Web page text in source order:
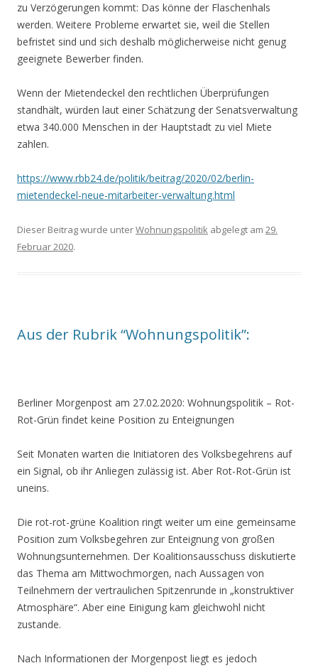
zu Verzögerungen kommt: Das könne der Flaschenhals
werden. Weitere Probleme erwartet sie, weil die Stellen
befristet sind und sich deshalb möglicherweise nicht genug
geeignete Bewerber finden.
Wenn der Mietendeckel den rechtlichen Überprüfungen
standhält, würden laut einer Schätzung der Senatsverwaltung
etwa 340.000 Menschen in der Hauptstadt zu viel Miete
zahlen.
https://www.rbb24.de/politik/beitrag/2020/02/berlin-
mietendeckel-neue-mitarbeiter-verwaltung.html
Dieser Beitrag wurde unterWohnungspolitik abgelegt am 29.
Februar 2020.
Aus der Rubrik “Wohnungspolitik”:
Berliner Morgenpost am 27.02.2020: Wohnungspolitik – Rot-
Rot-Grün findet keine Position zu Enteignungen
Seit Monaten warten die Initiatoren des Volksbegehrens auf
ein Signal, ob ihr Anliegen zulässig ist. Aber Rot-Rot-Grün ist
uneins.
Die rot-rot-grüne Koalition ringt weiter um eine gemeinsame
Position zum Volksbegehren zur Enteignung von großen
Wohnungsunternehmen. Der Koalitionsausschuss diskutierte
das Thema am Mittwochmorgen, nach Aussagen von
Teilnehmern der vertraulichen Spitzenrunde in „konstruktiver
Atmosphäre“. Aber eine Einigung kam gleichwohl nicht
zustande.
Nach Informationen der Morgenpost liegt es jedoch